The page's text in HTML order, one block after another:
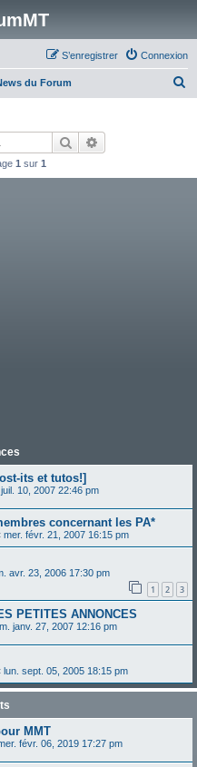
Connexion
S’enregistrer
du Forum
Rechercher
1 sur 1
its et tutos!]
10, 2007 22:46 pm
concernant les PA*
mer. févr. 21, 2007 16:15 pm
avr. 23, 2006 17:30 pm
1 2 3
PETITES ANNONCES
janv. 27, 2007 12:16 pm
lun. sept. 05, 2005 18:15 pm
MMT
févr. 06, 2019 17:27 pm